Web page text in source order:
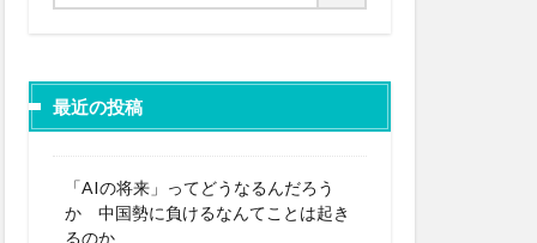
最近の投稿
「AIの将来」ってどうなるんだろう
か 中国勢に負けるなんてことは起き
るのか